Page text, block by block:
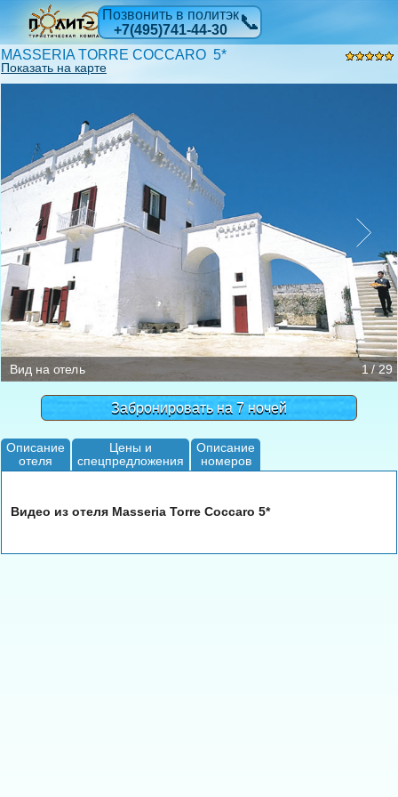
Позвонить в политэк
+7(495)741-44-30
📞
MASSERIA TORRE COCCARO 5*
Показать на карте
Вид на отель
Reseption
Бассейн
Бар
Ресторан
1 / 29
Забронировать на 7 ночей
Описание
отеля
Цены и
спецпредложения
Описание
номеров
Видео из отеля Masseria Torre Coccaro 5*